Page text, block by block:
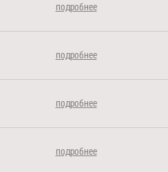
подробнее
подробнее
подробнее
подробнее